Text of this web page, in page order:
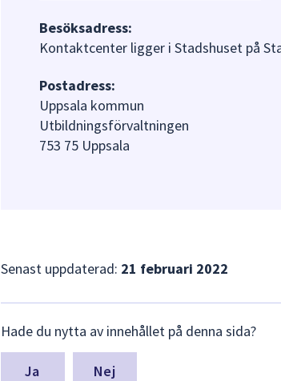
Besöksadress:
Kontaktcenter ligger i Stadshuset på
Postadress:
Uppsala kommun
Utbildningsförvaltningen
753 75 Uppsala
Senast uppdaterad: 21 februari 2022
synpunkter
för
denna
Hade du nytta av innehållet på denna sida?
Nej